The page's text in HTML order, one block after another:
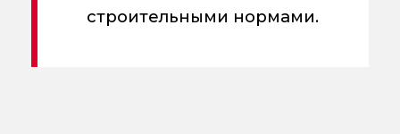
строительными нормами.